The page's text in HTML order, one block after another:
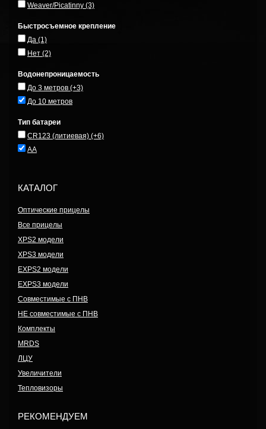
Weaver/Picatinny (3)
Быстросъемное крепление
Да (1)
Нет (2)
Водонепроницаемость
До 3 метров (+3)
До 10 метров
Тип батареи
CR123 (литиевая) (+6)
AA
КАТАЛОГ
Оптические прицелы
Все прицелы
XPS2 модели
XPS3 модели
EXPS2 модели
EXPS3 модели
Совместимые с ПНВ
НЕ совместимые с ПНВ
Комплекты
MRDS
ЛЦУ
Увеличители
Тепловизоры
РЕКОМЕНДУЕМ